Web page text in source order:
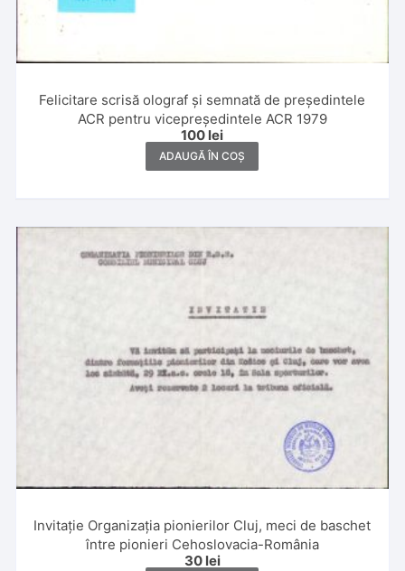
Felicitare scrisă olograf și semnată de președintele
ACR pentru vicepreședintele ACR 1979
100 lei
ADAUGĂ ÎN COȘ
Invitație Organizația pionierilor Cluj, meci de baschet
între pionieri Cehoslovacia-România
30 lei